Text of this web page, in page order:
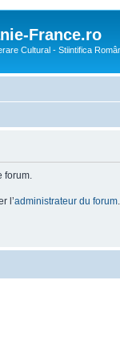
France.ro
Cultural - Stiintifica
forum.
l’administrateur du forum